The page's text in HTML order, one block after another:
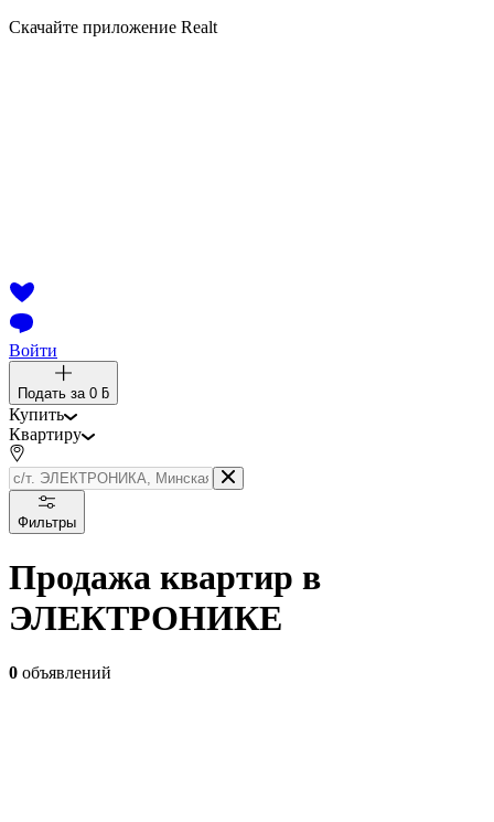
Скачайте приложение Realt
Войти
Подать за 0 ƃ
Купить
Квартиру
Фильтры
Продажа квартир в
ЭЛЕКТРОНИКЕ
0 объявлений